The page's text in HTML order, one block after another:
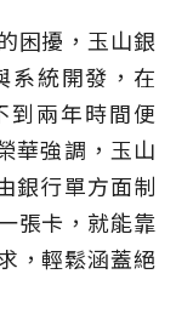
困擾，玉山銀
系統開發，在
兩年時間便
華強調，玉山
銀行單方面制
張卡，就能靠
，輕鬆涵蓋絕